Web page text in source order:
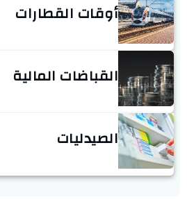
أوقات القطارات
القباضات المالية
الصيدليات